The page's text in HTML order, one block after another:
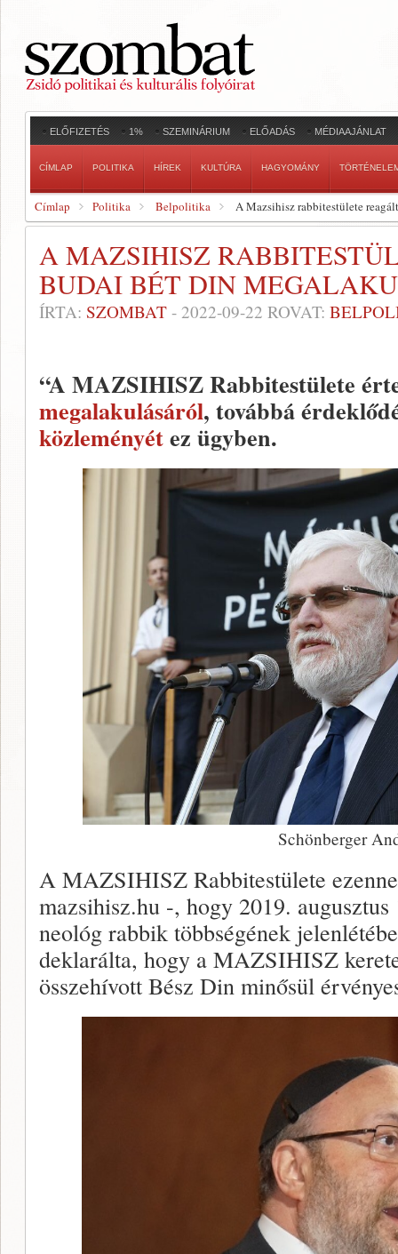
ELŐFIZETÉS 1% SZEMINÁRIUM ELŐADÁS MÉDIAAJÁNLAT
CÍMLAP POLITIKA HÍREK KULTÚRA HAGYOMÁNY
Címlap Politika Belpolitika A Mazsihisz rabbitestülete
A MAZSIHISZ
BUDAI BÉT DIN
ÍRTA: SZOMBAT - 2022-09-22 ROVAT:
“A MAZSIHISZ Rabbitestülete
megalakulásáról, továbbá
közleményétez ügyben.
Schönberger
A MAZSIHISZ Rabbitestülete
mazsihisz.hu -, hogy 2019.
neológ rabbik többségének
deklarálta, hogy a MAZSIHISZ
összehívott Bész Din minősül